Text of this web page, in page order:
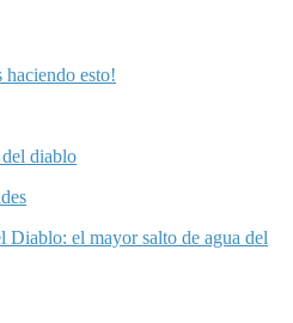
esto!
Diablo: el mayor salto de agua del